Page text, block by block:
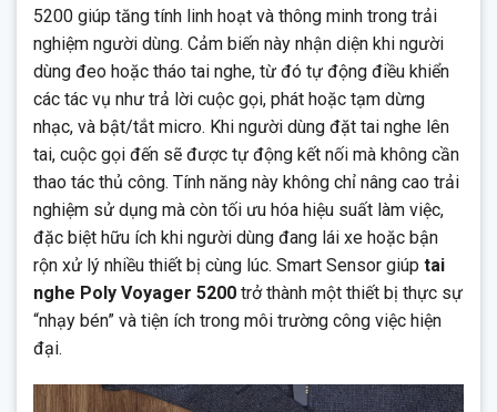
5200 giúp tăng tính linh hoạt và thông minh trong trải
nghiệm người dùng. Cảm biến này nhận diện khi người
dùng đeo hoặc tháo tai nghe, từ đó tự động điều khiển
các tác vụ như trả lời cuộc gọi, phát hoặc tạm dừng
nhạc, và bật/tắt micro. Khi người dùng đặt tai nghe lên
tai, cuộc gọi đến sẽ được tự động kết nối mà không cần
thao tác thủ công. Tính năng này không chỉ nâng cao trải
nghiệm sử dụng mà còn tối ưu hóa hiệu suất làm việc,
đặc biệt hữu ích khi người dùng đang lái xe hoặc bận
rộn xử lý nhiều thiết bị cùng lúc. Smart Sensor giúp tai
nghe Poly Voyager 5200 trở thành một thiết bị thực sự
“nhạy bén” và tiện ích trong môi trường công việc hiện
đại.